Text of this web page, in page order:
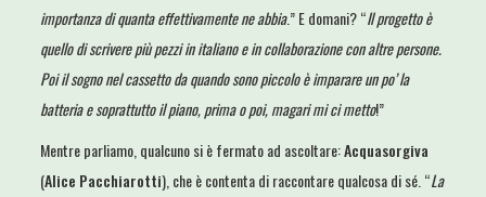
importanza di quanta effettivamente ne abbia.” E domani? “Il progetto è
quello di scrivere più pezzi in italiano e in collaborazione con altre persone.
Poi il sogno nel cassetto da quando sono piccolo è imparare un po’ la
batteria e soprattutto il piano, prima o poi, magari mi ci metto!”
Mentre parliamo, qualcuno si è fermato ad ascoltare:Acquasorgiva
(Alice Pacchiarotti), che è contenta di raccontare qualcosa di sé. “La